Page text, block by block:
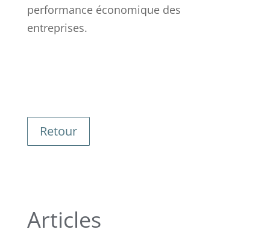
performance économique des
entreprises.
Retour
Articles